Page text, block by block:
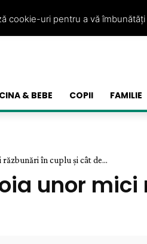
& BEBE COPII FAMILIE
în cuplu și cât de...
unor
cookie-uri pentru a vă